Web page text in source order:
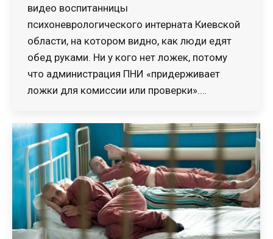
видео воспитанницы
психоневрологического интерната Киевской
области, на котором видно, как люди едят
обед руками. Ни у кого нет ложек, потому
что администрация ПНИ «придерживает
ложки для комиссии или проверки».…